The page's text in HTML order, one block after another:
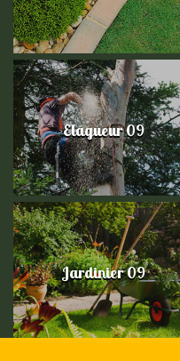
Elagueur 09
Jardinier 09